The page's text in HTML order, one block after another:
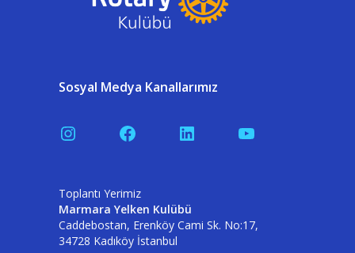
Sosyal Medya Kanallarımız
InstagramFacebookLinkedInYouTube
Toplantı Yerimiz
Marmara Yelken Kulübü
Caddebostan, Erenköy Cami Sk. No:17,
34728 Kadıköy İstanbul